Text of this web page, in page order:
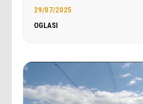
29/07/2025
OGLASI